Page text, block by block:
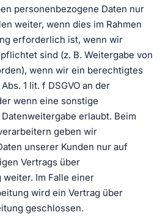
personenbezogene Daten nur
weiter, wenn dies im Rahmen
erforderlich ist, wenn wir
sind (z. B. Weitergabe von
wenn wir ein berechtigtes
1 lit. f DSGVO an der
wenn eine sonstige
erlaubt. Beim
geben wir
unserer Kunden nur auf
Vertrags über
Im Falle einer
wird ein Vertrag über
geschlossen.